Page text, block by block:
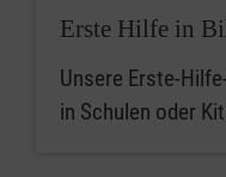
Erste Hilfe in
Unsere Erste-
in Schulen oder